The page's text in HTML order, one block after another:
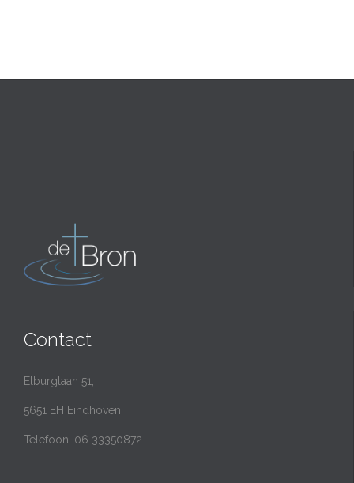
Contact
Elburglaan 51,
5651 EH Eindhoven
Telefoon: 06 33350872